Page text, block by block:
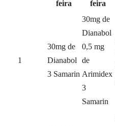
feira
feira
1
30mg de
Dianabol
3 Samarin
30mg de
Dianabol
0,5 mg
de
Arimidex
3
Samarin